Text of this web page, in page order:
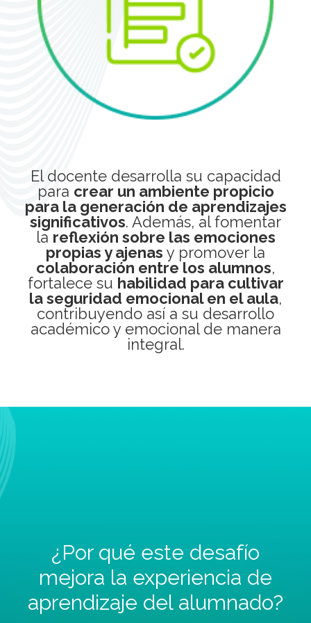
El docente desarrolla su capacidad
para crear un ambiente propicio
para la generación de aprendizajes
significativos. Además, al fomentar
la reflexión sobre las emociones
propias y ajenas y promover la
colaboración entre los alumnos,
fortalece su habilidad para cultivar
la seguridad emocional en el aula,
contribuyendo así a su desarrollo
académico y emocional de manera
integral.
¿Por qué este desafío
mejora la experiencia de
aprendizaje del alumnado?